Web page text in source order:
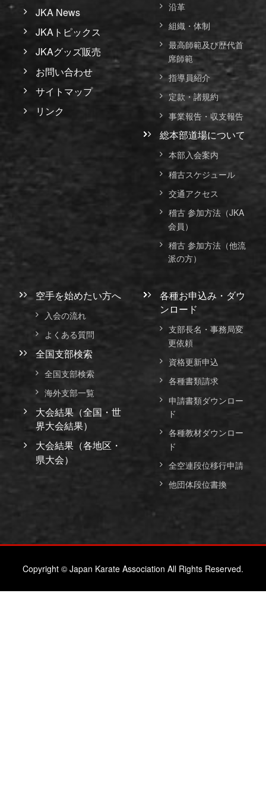
JKA News
JKAトピックス
JKAグッズ販売
お問い合わせ
サイトマップ
リンク
沿革
組織・体制
最高師範及び歴代首
席師範
指導員紹介
定款・諸規約
事業報告・収支報告
総本部道場について
本部入会案内
稽古スケジュール
交通アクセス
稽古 参加方法（JKA
会員）
稽古 参加方法（他流
派の方）
空手を始めたい方へ
入会の流れ
よくある質問
全国支部検索
全国支部検索
海外支部一覧
大会結果（全国・世
界大会結果）
大会結果（各地区・
県大会）
各種お申込み・ダウ
ンロード
支部長名・事務局変
更依頼
資格更新申込
各種書類請求
申請書類ダウンロー
ド
各種教材ダウンロー
ド
全空連段位移行申請
他団体段位書換
Copyright © Japan Karate Association All Rights Reserved.